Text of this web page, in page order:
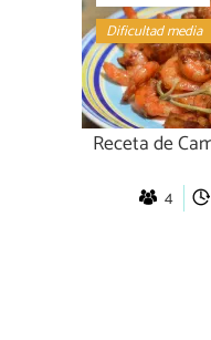
Dificultad media
Receta de
4